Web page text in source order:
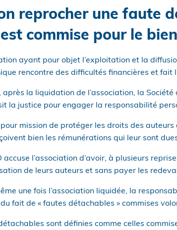
reprocher une faute
commise pour le
ayant pour objet l’exploitation et la
rencontre des difficultés financières et fait
après la liquidation de l’association, la
la justice pour engager la responsabilité
mission de protéger les droits des
bien les rémunérations qui leur sont
accuse l’association d’avoir, à plusieurs
de leurs auteurs et sans payer les
une fois l’association liquidée, la
fait de « fautes détachables » commises
sont définies comme celles